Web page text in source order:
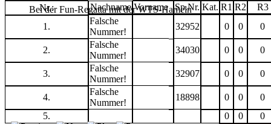
Bei der Fun-Regatta mit der WTS-Hameln
Nr.: Nachname Vorname Sp.Nr. Kat. R1 R2
R3
1.
Falsche
Nummer!
32952 0 0 0
2.
Falsche
Nummer!
34030 0 0 0
3.
Falsche
Nummer!
32907 0 0 0
4.
Falsche
Nummer!
18898 0 0
0
5.
0 0
0